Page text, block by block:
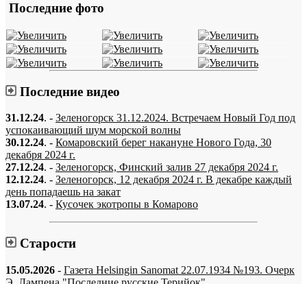
Последние фото
Последние видео
31.12.24. - Зеленогорск 31.12.2024. Встречаем Новый Год под
успокаивающий шум морской волны
30.12.24. - Комаровский берег накануне Нового Года, 30
декабря 2024 г.
27.12.24. - Зеленогорск, Финский залив 27 декабря 2024 г.
12.12.24. - Зеленогорск, 12 декабря 2024 г. В декабре каждый
день попадаешь на закат
13.07.24. - Кусочек экотропы в Комарово
Старости
15.05.2026 - Газета Helsingin Sanomat 22.07.1934 №193. Очерк